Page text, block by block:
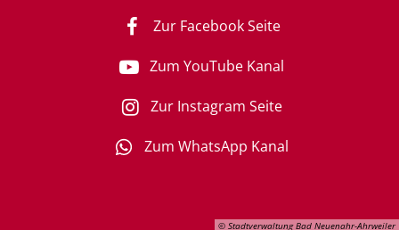
© Stadtverwaltung Bad Neuenahr-Ahrweiler
Zur Facebook Seite
Zum YouTube Kanal
Zur Instagram Seite
Zum WhatsApp Kanal